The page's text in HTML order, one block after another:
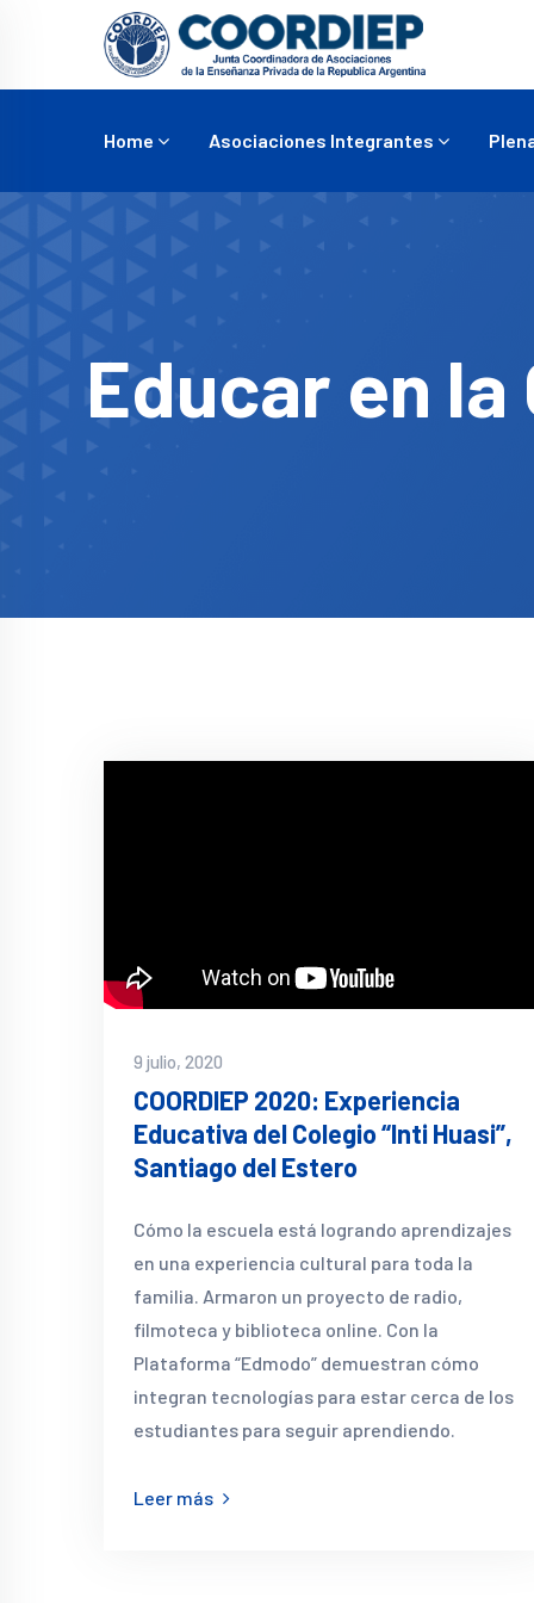
Home Asociaciones Integrantes
Educar en
9 julio, 2020
COORDIEP 2020: Experiencia
Educativa del Colegio “Inti Huasi”,
Santiago del Estero
Cómo la escuela está logrando aprendizajes
en una experiencia cultural para toda la
familia. Armaron un proyecto de radio,
filmoteca y biblioteca online. Con la
Plataforma “Edmodo” demuestran cómo
integran tecnologías para estar cerca de los
estudiantes para seguir aprendiendo.
Leer más